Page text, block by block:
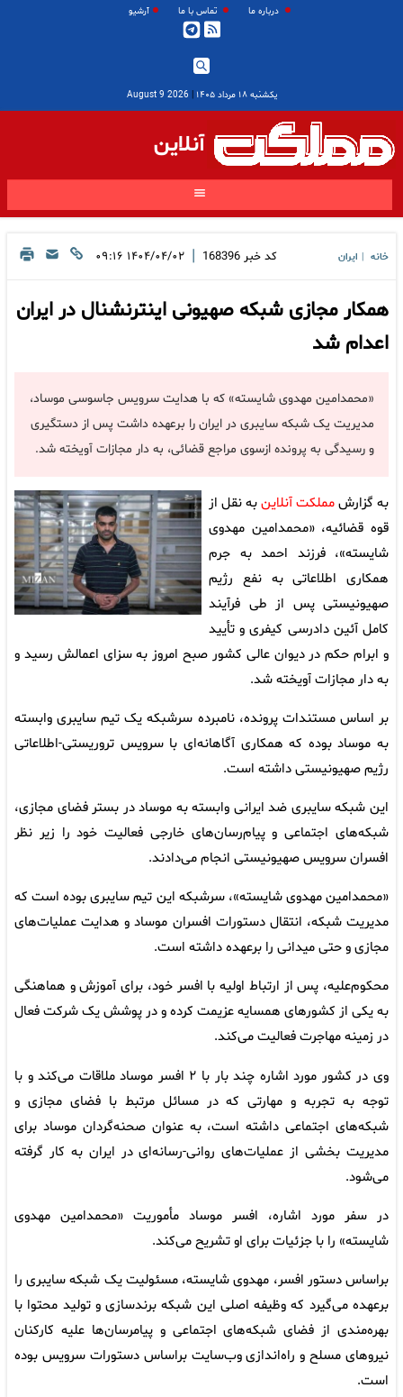
درباره ما تماس با ما آرشیو
یکشنبه ۱۸ مرداد ۱۴۰۵ |
2026 August 9
آنلاین
خانه ایران کد خبر 168396
| ۱۴۰۴/۰۴/۰۲ ۰۹:۱۶
همکار مجازی شبکه صهیونی اینترنشنال در ایران
اعدام شد
«محمدامین مهدوی شایسته» که با هدایت سرویس جاسوسی موساد،
مدیریت یک شبکه سایبری در ایران را برعهده داشت پس از دستگیری
و رسیدگی به پرونده ازسوی مراجع قضائی، به دار مجازات آویخته شد.
به گزارشمملکت آنلاینبه نقل از
قوه قضائیه، «محمدامین مهدوی
شایسته»، فرزند احمد به جرم
همکاری اطلاعاتی به نفع رژیم
صهیونیستی پس از طی فرآیند
کامل آئین دادرسی کیفری و تأیید
و ابرام حکم در دیوان عالی کشور صبح امروز به سزای اعمالش رسید و
به دار مجازات آویخته شد.
بر اساس مستندات پرونده، نامبرده سرشبکه یک تیم سایبری وابسته
به موساد بوده که همکاری آگاهانه‌ای با سرویس تروریستی-اطلاعاتی
رژیم صهیونیستی داشته است.
این شبکه سایبری ضد ایرانی وابسته به موساد در بستر فضای مجازی،
شبکه‌های اجتماعی و پیام‌رسان‌های خارجی فعالیت خود را زیر نظر
افسران سرویس صهیونیستی انجام می‌دادند.
«محمدامین مهدوی شایسته»، سرشبکه این تیم سایبری بوده است که
مدیریت شبکه، انتقال دستورات افسران موساد و هدایت عملیات‌های
مجازی و حتی میدانی را برعهده داشته است.
محکوم‌علیه، پس از ارتباط اولیه با افسر خود، برای آموزش و هماهنگی
به یکی از کشورهای همسایه عزیمت کرده و در پوشش یک شرکت فعال
در زمینه مهاجرت فعالیت می‌کند.
وی در کشور مورد اشاره چند بار با ۲ افسر موساد ملاقات می‌کند و با
توجه به تجربه و مهارتی که در مسائل مرتبط با فضای مجازی و
شبکه‌های اجتماعی داشته است، به عنوان صحنه‌گردان موساد برای
مدیریت بخشی از عملیات‌های روانی-رسانه‌ای در ایران به کار گرفته
می‌شود.
در سفر مورد اشاره، افسر موساد مأموریت «محمدامین مهدوی
شایسته» را با جزئیات برای او تشریح می‌کند.
براساس دستور افسر، مهدوی شایسته، مسئولیت یک شبکه سایبری را
برعهده می‌گیرد که وظیفه اصلی این شبکه برندسازی و تولید محتوا با
بهره‌مندی از فضای شبکه‌های اجتماعی و پیامرسان‌ها علیه کارکنان
نیروهای مسلح و راه‌اندازی وب‌سایت براساس دستورات سرویس بوده
است.